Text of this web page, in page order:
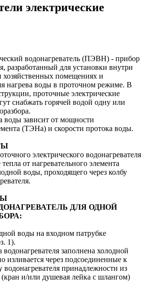
электрические
водонагреватель (ПЭВН) - прибор
разработанный для установки внутри
помещениях и
нагрева воды в проточном режиме. В
проточные электрические
снабжать горячей водой одну или
воды зависит от мощности
(ТЭНа) и скорости протока воды.
электрического водонагревателя
от нагревательного элемента
воды, проходящего через колбу
ДЛЯ ОДНОЙ
воды на входном патрубке
1).
водонагревателя заполнена холодной
изливается через подсоединенные к
принадлежности из
(кран и/или душевая лейка с шлангом)